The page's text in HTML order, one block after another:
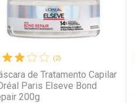
(2)
de Tratamento Capilar
Paris Elseve Bond
200g